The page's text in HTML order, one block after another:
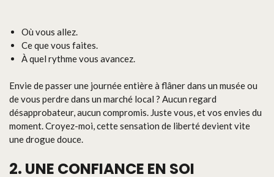
Où vous allez.
Ce que vous faites.
À quel rythme vous avancez.
Envie de passer une journée entière à flâner dans un musée ou
de vous perdre dans un marché local ? Aucun regard
désapprobateur, aucun compromis. Juste vous, et vos envies du
moment. Croyez-moi, cette sensation de liberté devient vite
une drogue douce.
2. UNE CONFIANCE EN SOI